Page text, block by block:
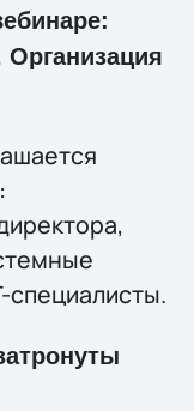
Организация
специалисты.